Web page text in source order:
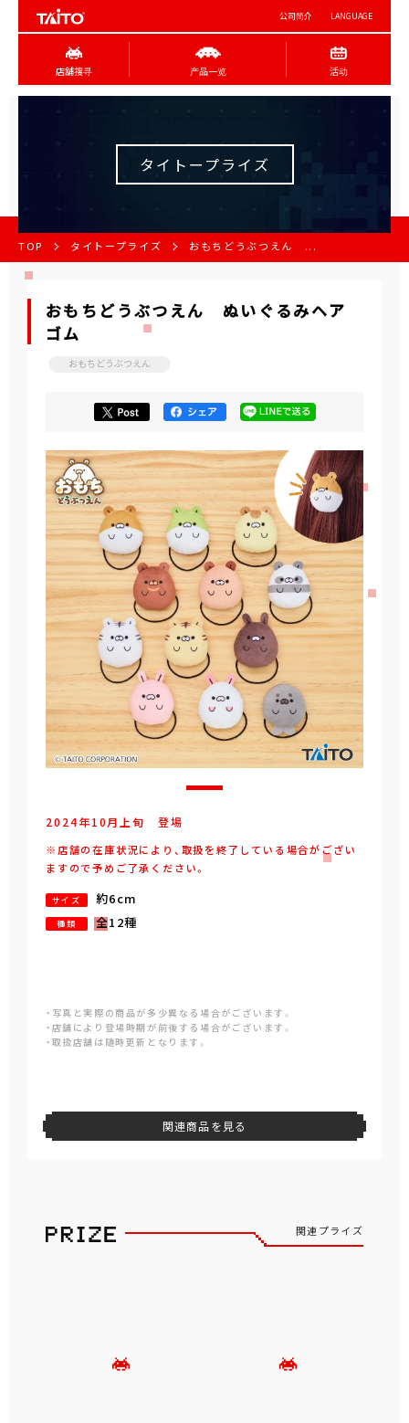
公司简介 LANGUAGE
店舖搜寻 产品一览 活动
タイトープライズ
TOP タイトープライズ おもちどうぶつえん ...
おもちどうぶつえん ぬいぐるみヘア
ゴム
おもちどうぶつえん
2024年10月 上旬 登場
※店舗の在庫状況により、取扱を終了している場合がござい
ますので予めご了承ください。
サイズ 約6cm
種類 全12種
・写真と実際の商品が多少異なる場合がございます。
・店舗により登場時期が前後する場合がございます。
・取扱店舗は随時更新となります。
関連商品を見る
関連プライズ